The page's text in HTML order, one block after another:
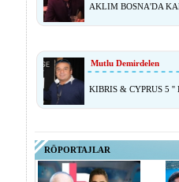
AKLIM BOSNA'DA
Mutlu Demirdelen
KIBRIS & CYPRUS 5 ''
RÖPORTAJLAR